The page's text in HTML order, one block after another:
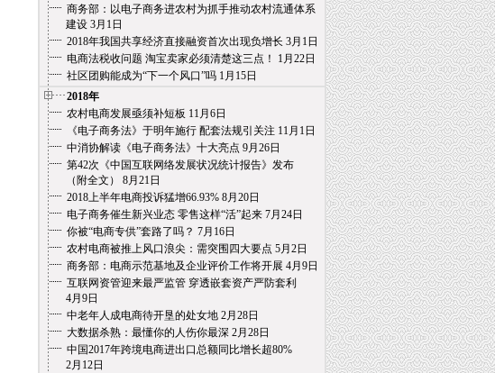
商务部：以电子商务进农村为抓手推动农村流通体系
建设 3月1日
2018年我国共享经济直接融资首次出现负增长 3月1日
电商法税收问题 淘宝卖家必须清楚这三点！ 1月22日
社区团购能成为“下一个风口”吗 1月15日
2018年
农村电商发展亟须补短板 11月6日
《电子商务法》于明年施行 配套法规引关注 11月1日
中消协解读《电子商务法》十大亮点 9月26日
第42次《中国互联网络发展状况统计报告》发布
（附全文） 8月21日
2018上半年电商投诉猛增66.93% 8月20日
电子商务催生新兴业态 零售这样“活”起来 7月24日
你被“电商专供”套路了吗？ 7月16日
农村电商被推上风口浪尖：需突围四大要点 5月2日
商务部：电商示范基地及企业评价工作将开展 4月9日
互联网资管迎来最严监管 穿透嵌套资产严防套利
4月9日
中老年人成电商待开垦的处女地 2月28日
大数据杀熟：最懂你的人伤你最深 2月28日
中国2017年跨境电商进出口总额同比增长超80%
2月12日